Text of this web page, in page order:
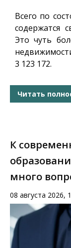
Всего по
содержатся
Это чуть
3 123 172.
Читать
К
много
08 августа 2026,